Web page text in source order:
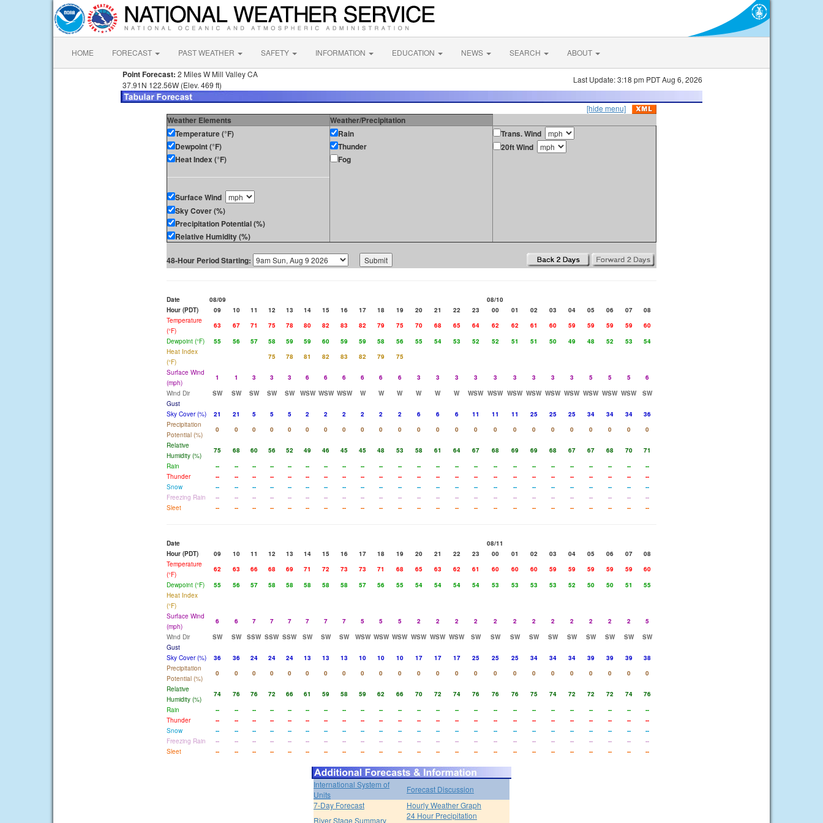
HOME FORECAST PAST WEATHER SAFETY INFORMATION EDUCATION NEWS SEARCH ABOUT
Point Forecast: 2 Miles W Mill Valley CA
37.91N 122.56W (Elev. 469 ft)
Last Update: 3:18 pm PDT Aug 6, 2026
[hide menu]
Weather Elements
Weather/Precipitation
Temperature (°F)
Dewpoint (°F)
Heat Index (°F)
Surface Wind
Sky Cover (%)
Precipitation Potential (%)
Relative Humidity (%)
Rain
Thunder
Fog
Trans. Wind
20ft Wind
48-Hour Period Starting:
Date 08/09
08/10
Hour (PDT)
09 10 11 12 13 14 15 16 17 18 19 20 21 22 23 00 01 02 03 04 05 06 07
08
Temperature
(°F)
63 67 71 75 78 80 82 83 82 79 75 70 68 65 64 62 62 61 60 59 59 59 59
60
Dewpoint (°F)
55 56 57 58 59 59 60 59 59 58 56 55 54 53 52 52 51 51 50 49 48 52 53
54
Heat Index
(°F)
75 78 81 82 83 82 79
75
Surface Wind
(mph)
1 1 3 3 3 6 6 6 6 6 6 3 3 3 3 3 3 3 3 3 5 5 5
6
Wind Dir
SW SW SW SW SW WSW WSW WSW W W W W W W WSW WSW WSW WSW WSW WSW WSW WSW WSW
SW
Gust
Sky Cover (%)
21 21 5 5 5 2 2 2 2 2 2 6 6 6 11 11 11 25 25 25 34 34 34
36
Precipitation
Potential (%)
0 0 0 0 0 0 0 0 0 0 0 0 0 0 0 0 0 0 0 0 0 0 0
0
Relative
Humidity (%)
75 68 60 56 52 49 46 45 45 48 53 58 61 64 67 68 69 69 68 67 67 68 70
71
Rain
-- -- -- -- -- -- -- -- -- -- -- -- -- -- -- -- -- -- -- -- -- -- --
--
Thunder
-- -- -- -- -- -- -- -- -- -- -- -- -- -- -- -- -- -- -- -- -- -- --
--
Snow
-- -- -- -- -- -- -- -- -- -- -- -- -- -- -- -- -- -- -- -- -- -- --
--
Freezing Rain
-- -- -- -- -- -- -- -- -- -- -- -- -- -- -- -- -- -- -- -- -- -- --
--
Sleet
-- -- -- -- -- -- -- -- -- -- -- -- -- -- -- -- -- -- -- -- -- -- -- --
Date
08/11
Hour (PDT)
09 10 11 12 13 14 15 16 17 18 19 20 21 22 23 00 01 02 03 04 05 06 07
08
Temperature
(°F)
62 63 66 68 69 71 72 73 73 71 68 65 63 62 61 60 60 60 59 59 59 59 59
60
Dewpoint (°F)
55 56 57 58 58 58 58 58 57 56 55 54 54 54 54 53 53 53 53 52 50 50 51
55
Heat Index
(°F)
Surface Wind
(mph)
6 6 7 7 7 7 7 7 5 5 5 2 2 2 2 2 2 2 2 2 2 2 2
5
Wind Dir
SW SW SSW SSW SSW SW SW SW WSW WSW WSW WSW WSW WSW SW SW SW SW SW SW SW SW SW
SW
Gust
Sky Cover (%)
36 36 24 24 24 13 13 13 10 10 10 17 17 17 25 25 25 34 34 34 39 39 39
38
Precipitation
Potential (%)
0 0 0 0 0 0 0 0 0 0 0 0 0 0 0 0 0 0 0 0 0 0 0
0
Relative
Humidity (%)
74 76 76 72 66 61 59 58 59 62 66 70 72 74 76 76 76 75 74 72 72 72 74
76
Rain
-- -- -- -- -- -- -- -- -- -- -- -- -- -- -- -- -- -- -- -- -- -- --
--
Thunder
-- -- -- -- -- -- -- -- -- -- -- -- -- -- -- -- -- -- -- -- -- -- --
--
Snow
-- -- -- -- -- -- -- -- -- -- -- -- -- -- -- -- -- -- -- -- -- -- --
--
Freezing Rain
-- -- -- -- -- -- -- -- -- -- -- -- -- -- -- -- -- -- -- -- -- -- --
--
Sleet
-- -- -- -- -- -- -- -- -- -- -- -- -- -- -- -- -- -- -- -- -- -- -- --
International System of
Units
Forecast Discussion
7-Day Forecast
Hourly Weather Graph
River Stage Summary
24 Hour Precipitation